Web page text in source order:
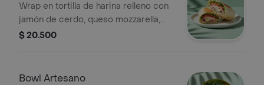
Wrap en tortilla de harina relleno con
jamón de cerdo, queso mozzarella,
lechuga, tomate y alioli.
$ 20.500
Bowl Artesano